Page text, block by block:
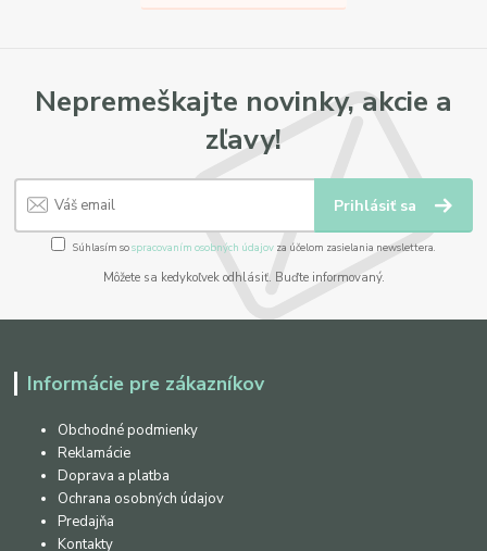
Nepremeškajte novinky, akcie a
zľavy!
Prihlásiť sa
Súhlasím sospracovaním osobných údajov za účelom zasielania newslettera.
Môžete sa kedykoľvek odhlásiť. Buďte informovaný.
Informácie pre zákazníkov
Obchodné podmienky
Reklamácie
Doprava a platba
Ochrana osobných údajov
Predajňa
Kontakty